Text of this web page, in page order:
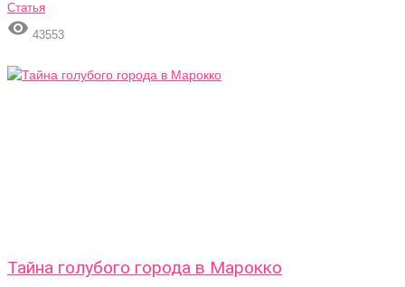
Статья
 43553
Тайна голубого города в Марокко